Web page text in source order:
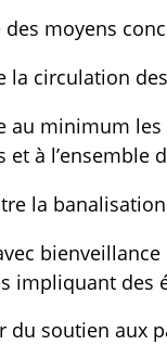
moyens
la circulation
au minimum les
et à l’ensemble
la
impliquant des
du soutien aux